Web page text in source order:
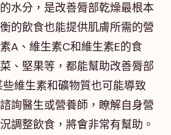
水分，是改善脣部乾燥最根本
的飲食也能提供肌膚所需的營
A、維生素C和維生素E的食
、堅果等，都能幫助改善脣部
維生素和礦物質也可能導致
詢醫生或營養師，瞭解自身營
調整飲食，將會非常有幫助。